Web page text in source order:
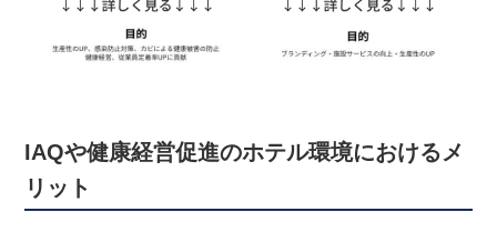
IAQや健康経営促進のホテル環境におけるメ
リット